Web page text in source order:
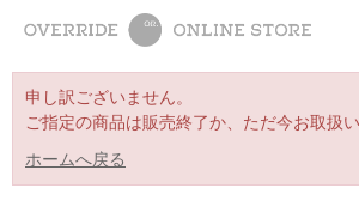
All Women Men
申し訳ございません。
ご指定の商品は販売終了か、ただ今お取扱
ホームへ戻る